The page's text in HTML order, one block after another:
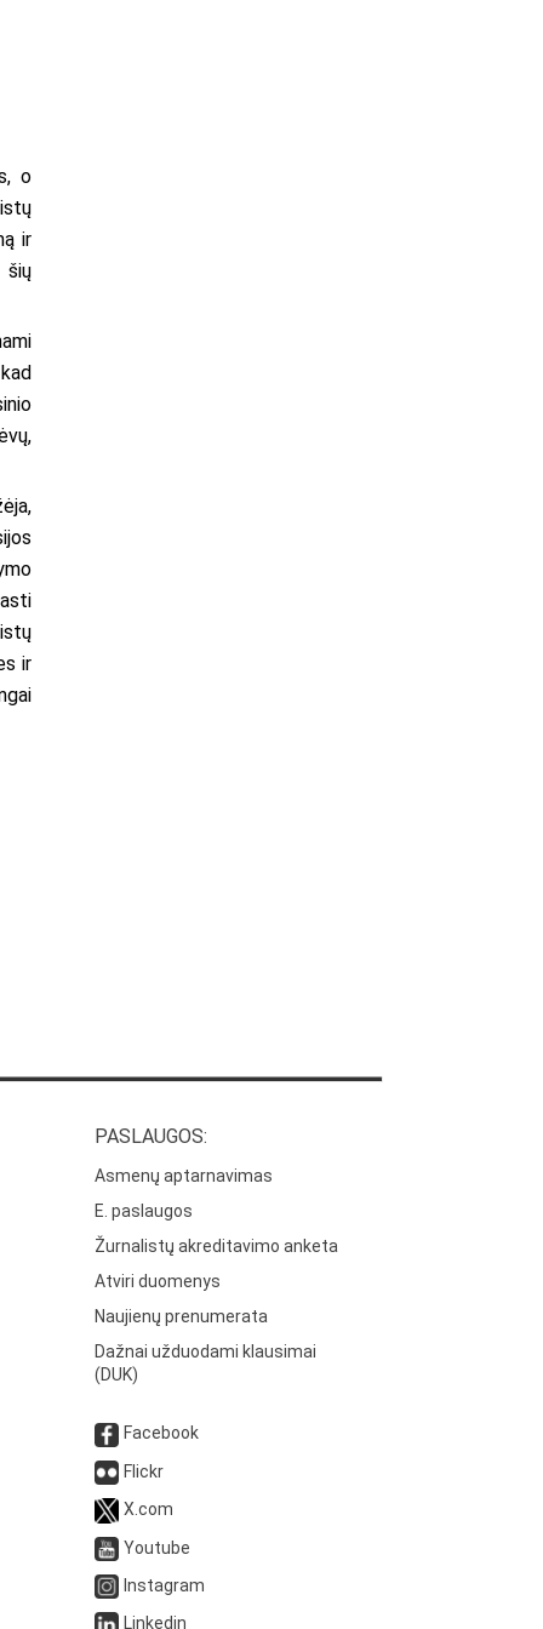
o
ir
šių
ir
PASLAUGOS:
Asmenų aptarnavimas
E. paslaugos
Žurnalistų akreditavimo anketa
Atviri duomenys
Naujienų prenumerata
Dažnai užduodami klausimai
(DUK)
Facebook
Flickr
X.com
Youtube
Instagram
Linkedin